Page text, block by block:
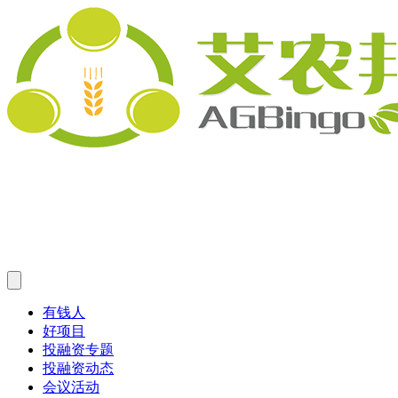
有钱人
好项目
投融资专题
投融资动态
会议活动